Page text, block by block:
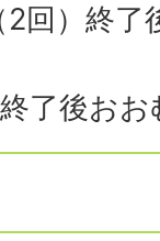
回）終
了後お